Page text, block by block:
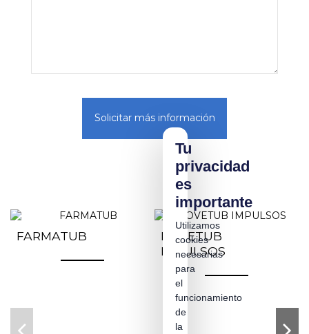
Solicitar más información
FARMATUB
ROVETUB
IMPULSOS
Tu
privacidad
es
importante
Utilizamos
cookies
necesarias
para
el
funcionamiento
de
la